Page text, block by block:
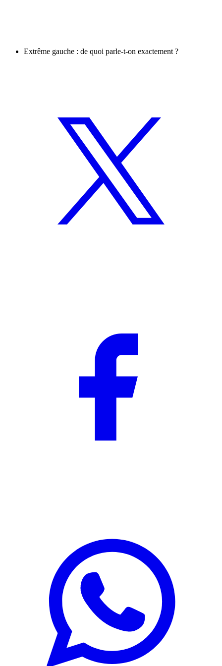
Extrême gauche : de quoi parle-t-on exactement ?